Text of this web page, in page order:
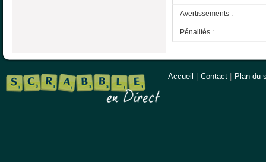
Avertissements :
Pénalités :
Accueil Contact Plan du